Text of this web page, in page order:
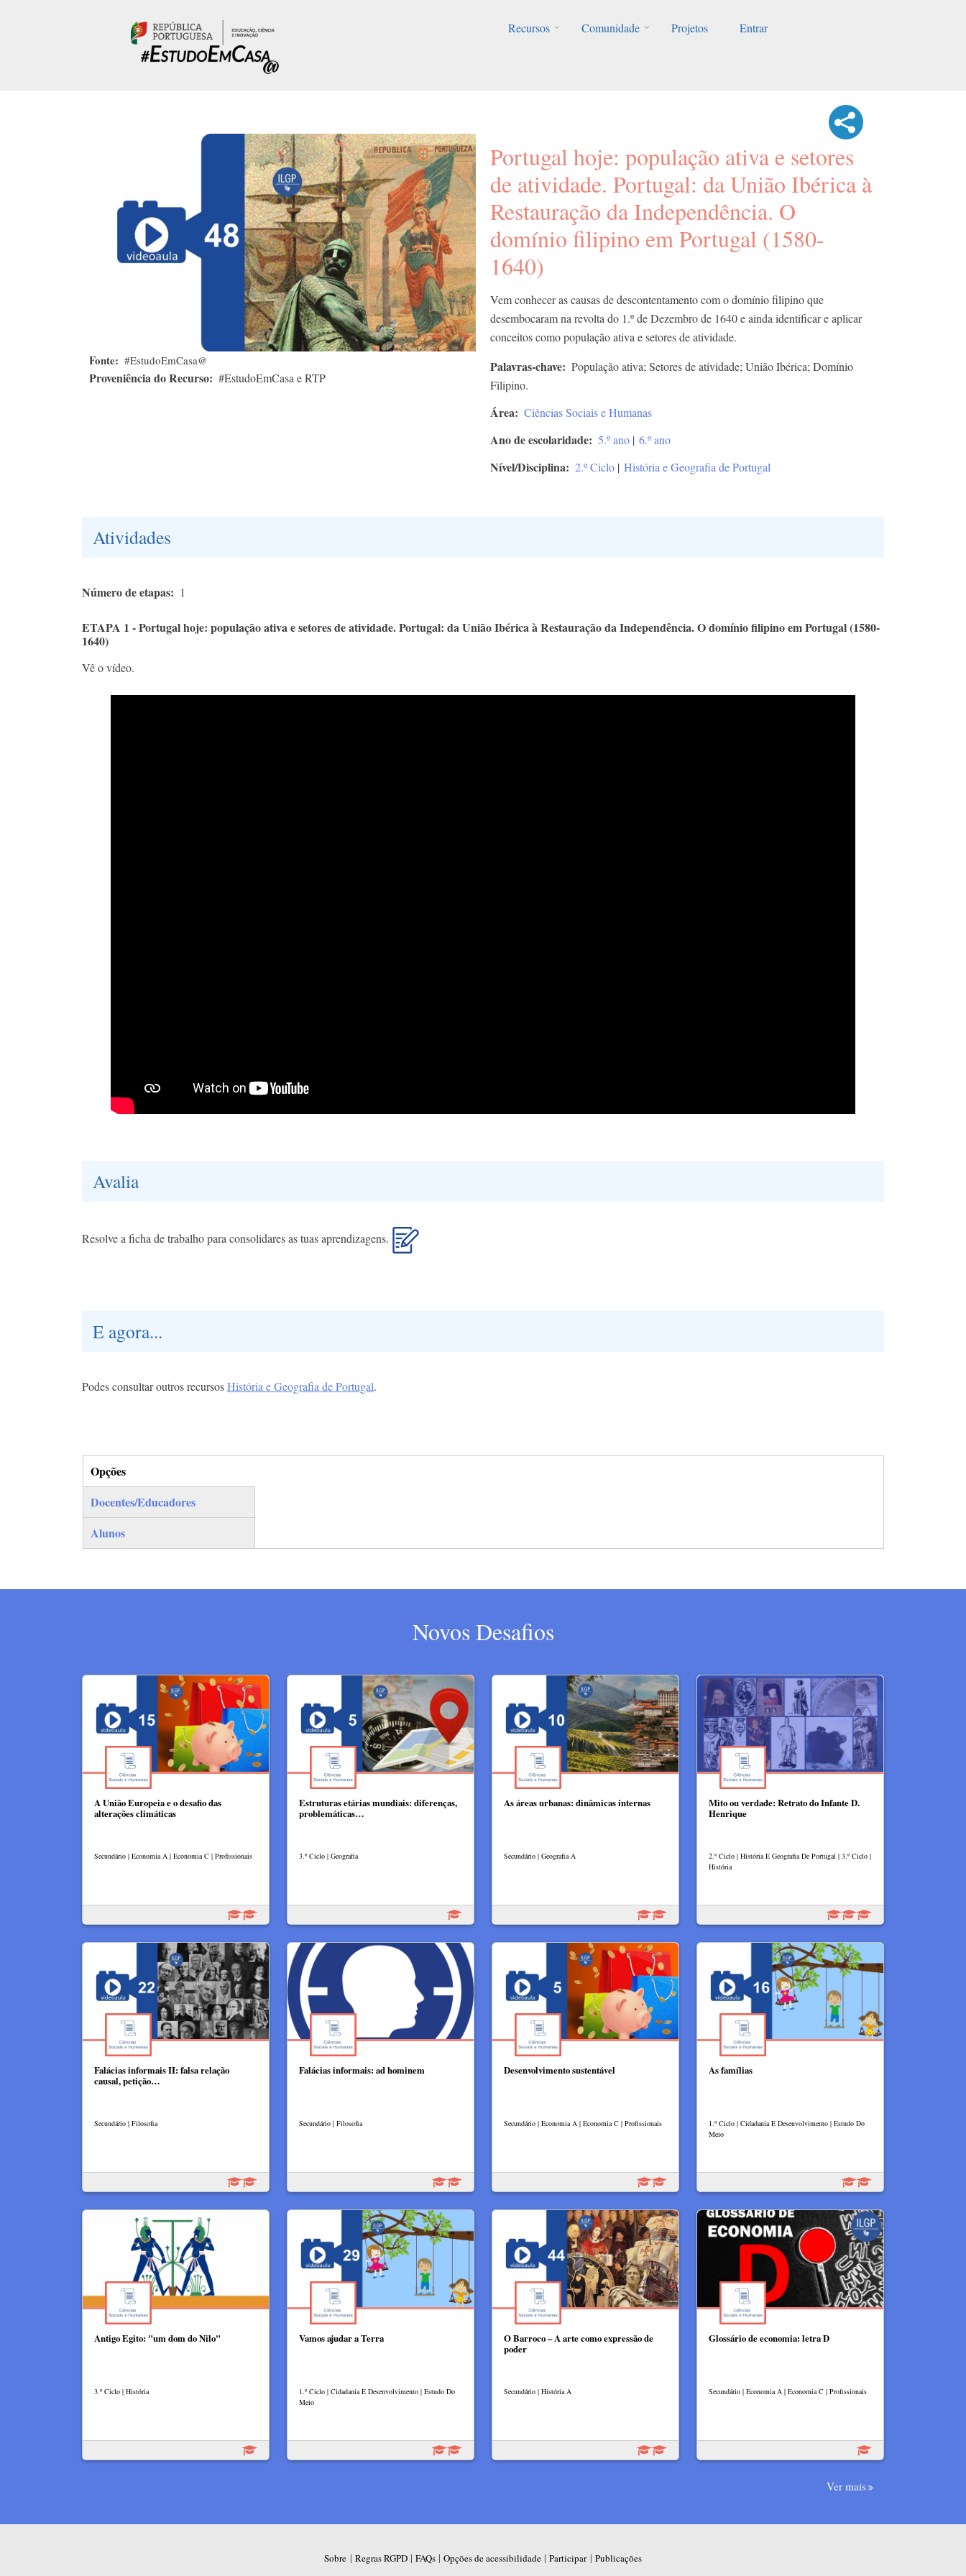
Recursos
Comunidade Projetos Entrar
Fonte #EstudoEmCasa@
Proveniência do Recurso #EstudoEmCasa e RTP
Portugal hoje: população ativa e setores
de atividade. Portugal: da União Ibérica à
Restauração da Independência. O
domínio filipino em Portugal (1580-
1640)
Vem conhecer as causas de descontentamento com o domínio filipino que
desembocaram na revolta do 1.º de Dezembro de 1640 e ainda identificar e aplicar
conceitos como população ativa e setores de atividade.
Palavras-chave
População ativa; Setores de atividade; União Ibérica; Domínio
Filipino.
Área Ciências Sociais e Humanas
Ano de escolaridade 5.º ano | 6.º ano
Nível/Disciplina 2.º Ciclo | História e Geografia de Portugal
Atividades
Número de etapas 1
ETAPA 1 - Portugal hoje: população ativa e setores de atividade. Portugal: da União Ibérica à Restauração da Independência. O domínio filipino em Portugal (1580-
1640)
Vê o vídeo.
Avalia
Resolve a ficha de trabalho para consolidares as tuas aprendizagens.
E agora...
Podes consultar outros recursosHistória e Geografia de Portugal.
Opções
(separador ativo)
Docentes/Educadores
Alunos
Novos Desafios
A União Europeia e o desafio das
alterações climáticas
Secundário | Economia A | Economia C | Profissionais
Estruturas etárias mundiais: diferenças,
problemáticas…
3.º Ciclo | Geografia
As áreas urbanas: dinâmicas internas
Secundário | Geografia A
Mito ou verdade: Retrato do Infante D.
Henrique
2.º Ciclo | História E Geografia De Portugal | 3.º Ciclo |
História
Falácias informais II: falsa relação
causal, petição…
Secundário | Filosofia
Falácias informais: ad hominem
Secundário | Filosofia
Desenvolvimento sustentável
Secundário | Economia A | Economia C | Profissionais
As famílias
1.º Ciclo | Cidadania E Desenvolvimento | Estudo Do
Meio
Antigo Egito: "um dom do Nilo"
3.º Ciclo | História
Vamos ajudar a Terra
1.º Ciclo | Cidadania E Desenvolvimento | Estudo Do
Meio
O Barroco – A arte como expressão de
poder
Secundário | História A
Glossário de economia: letra D
Secundário | Economia A | Economia C | Profissionais
Ver mais
Sobre | Regras RGPD | FAQs | Opções de acessibilidade | Participar| Publicações